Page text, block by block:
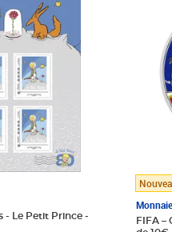
- Le Petit Prince -
FIFA –